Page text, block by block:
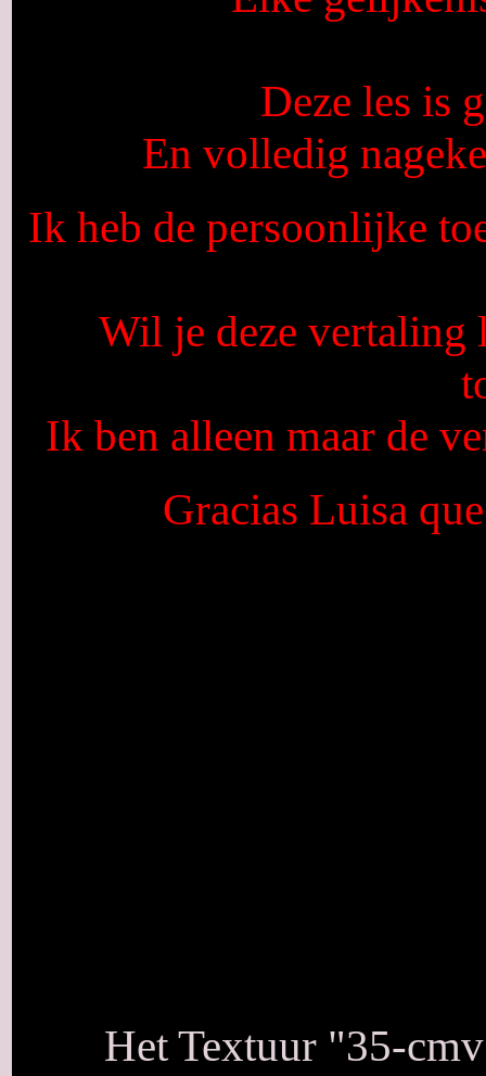
Deze les is
En volledig
Ik heb de persoonlijke
Wil je deze vertaling
Ik ben alleen maar de
Gracias Luisa
Het Textuur "35-